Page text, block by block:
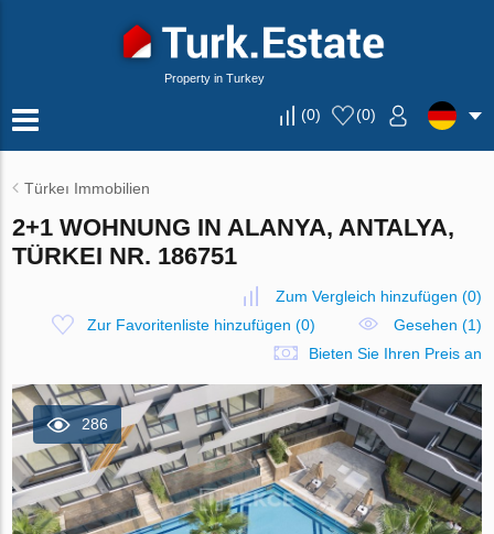
Property in Turkey
(0) (0)
Türkeı Immobilien
2+1 WOHNUNG IN ALANYA, ANTALYA,
TÜRKEI NR. 186751
Zum Vergleich hinzufügen (0)
Zur Favoritenliste hinzufügen (0)
Gesehen (1)
Bieten Sie Ihren Preis an
286